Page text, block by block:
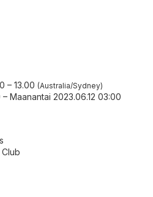
– 13.00 Australia/Sydney
– Maanantai 2023.06.12 03:00